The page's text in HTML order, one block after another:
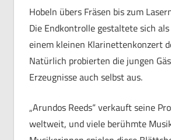
Hobeln übers Fräsen bis zum
Die Endkontrolle gestaltete sich
einem kleinen Klarinettenkonzert
Natürlich probierten die jungen
Erzeugnisse auch selbst aus.
„Arundos Reeds“ verkauft seine
weltweit, und viele berühmte